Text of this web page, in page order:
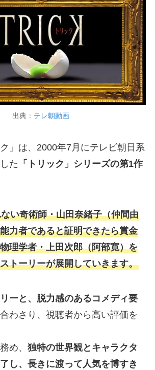
出典： テレ朝動画
」は、2000年7月にテレビ朝日系
た 「トリック」シリーズの第1作
い奇術師・山田奈緒子（仲間由
力者であると証明できたら賞金
理学者・上田次郎（阿部寛）を
トーリーが展開していきます。
ーと、脱力感のあるコメディ要
わさり、視聴者から高い評価を
め、 独特の世界観とキャラクタ
し、長きに渡って人気を博すき